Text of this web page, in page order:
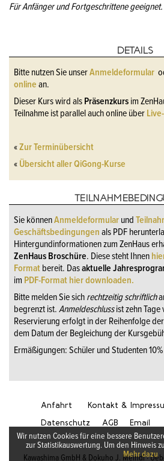
Für Anfänger und Fortgeschrittene geeignet.
DETAILS
Bitte nutzen Sie unserAnmeldeformular
onlinean.
Dieser Kurs wird alsPräsenzkursim
Teilnahme ist parallel auch online über
«Zur Terminübersicht
«Übersicht aller QiGong-Kurse
Sie könnenAnmeldeformularund
Geschäftsbedingungenals PDF
Hintergundinformationen zum ZenHaus
ZenHaus Broschüre. Diese steht Ihnen
Formatbereit. Dasaktuelle
im PDF-Format hier downloaden.
Bitte melden Sie sichrechtzeitig schriftlich
begrenzt ist.Anmeldeschlussist zehn Tage
Reservierung erfolgt in der Reihenfolge
dem Datum der Begleichung der
Ermäßigungen: Schüler und Studenten 10%
Anfahrt Kontakt &
Datenschutz
AGB Email
Kawashima GmbH & Dokuho J. Meindl ·
Wir nutzen Cookies für eine bessere
zur Statistikauswertung. Um den Hinweis
Mehr dazu